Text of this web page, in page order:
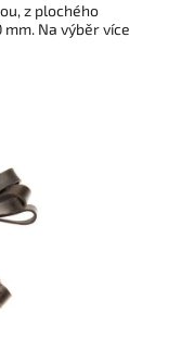
z plochého
Na výběr více